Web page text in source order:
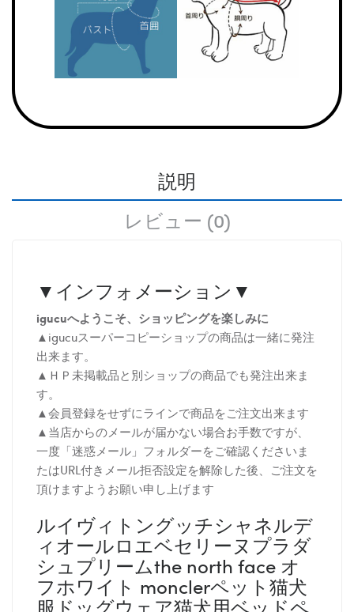
説明
レビュー (0)
▼インフォメーション▼
igucuへようこそ、ショッピングを楽しみに
▲igucuスーパーコピーショップの商品は一緒に発注
出来ます。
▲ＨＰ未掲載品と別ショップの商品でも発注出来ま
す。
▲会員登録をせずにラインで商品をご注文出来ます
▲当店からのメールが届かない場合お手数ですが、
一度「迷惑メール」フォルダーをご確認くださいま
たはURL付きメール拒否設定を解除した後、ご注文を
頂けますようお願い申し上げます
ルイヴィトングッチシャネルデ
ィオールロエベセリーヌプラダ
シュプリームthe north face オ
フホワイト monclerペット猫犬